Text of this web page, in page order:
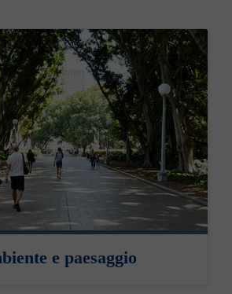
e paesaggio